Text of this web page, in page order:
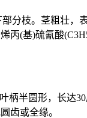
分枝。茎粗壮，
丙(基)硫氰酸
柄半圆形，长达
齿或全缘。